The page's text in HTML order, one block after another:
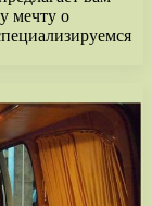
мечту о